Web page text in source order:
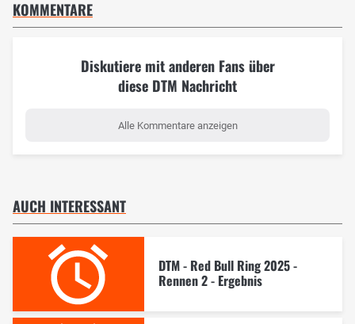
KOMMENTARE
Diskutiere mit anderen Fans über
diese DTM Nachricht
Alle Kommentare anzeigen
AUCH INTERESSANT
DTM - Red Bull Ring 2025 -
Rennen 2 - Ergebnis